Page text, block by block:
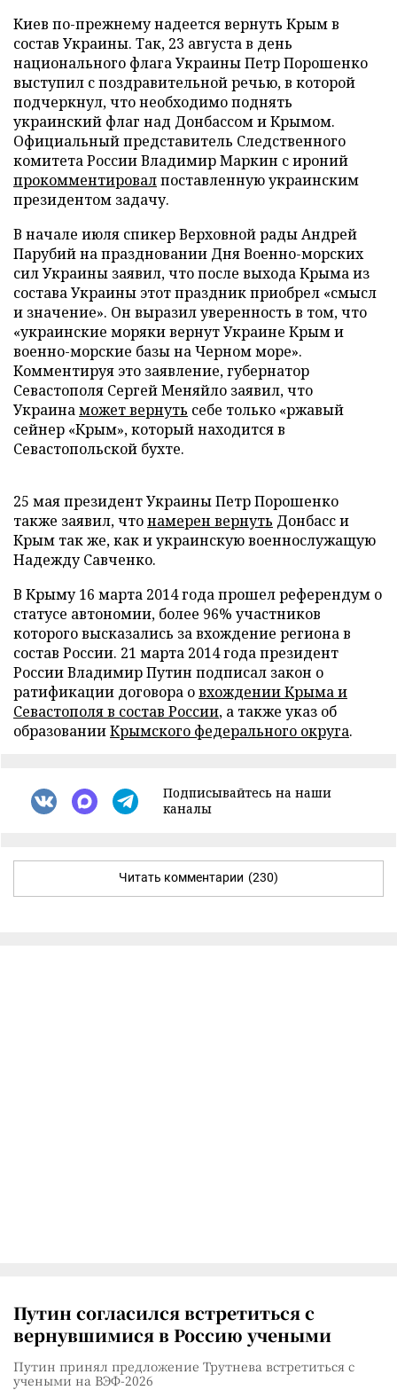
Киев по-прежнему надеется вернуть Крым в
состав Украины. Так, 23 августа в день
национального флага Украины Петр Порошенко
выступил с поздравительной речью, в которой
подчеркнул, что необходимо поднять
украинский флаг над Донбассом и Крымом.
Официальный представитель Следственного
комитета России Владимир Маркин с ироний
прокомментировалпоставленную украинским
президентом задачу.
В начале июля спикер Верховной рады Андрей
Парубий на праздновании Дня Военно-морских
сил Украины заявил, что после выхода Крыма из
состава Украины этот праздник приобрел «смысл
и значение». Он выразил уверенность в том, что
«украинские моряки вернут Украине Крым и
военно-морские базы на Черном море».
Комментируя это заявление, губернатор
Севастополя Сергей Меняйло заявил, что
Украинаможет вернуть себе только «ржавый
сейнер «Крым», который находится в
Севастопольской бухте.
25 мая президент Украины Петр Порошенко
также заявил, чтонамерен вернуть Донбасс и
Крым так же, как и украинскую военнослужащую
Надежду Савченко.
В Крыму 16 марта 2014 года прошел референдум о
статусе автономии, более 96% участников
которого высказались за вхождение региона в
состав России. 21 марта 2014 года президент
России Владимир Путин подписал закон о
ратификации договора овхождении Крыма и
Севастополя в состав России, а также указ об
образованииКрымского федерального округа.
Подписывайтесь на наши
каналы
Читать комментарии (230)
Путин согласился встретиться с
вернувшимися в Россию учеными
Путин принял предложение Трутнева встретиться с
учеными на ВЭФ-2026